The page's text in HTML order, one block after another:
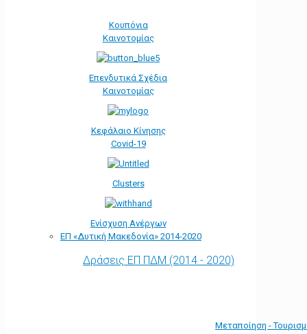
Κουπόνια
Καινοτομίας
Επενδυτικά Σχέδια
Καινοτομίας
Κεφάλαιο Κίνησης
Covid-19
Clusters
Ενίσχυση Ανέργων
ΕΠ «Δυτική Μακεδονία» 2014-2020
Δράσεις ΕΠ ΠΔΜ (2014 - 2020)
Μεταποίηση -